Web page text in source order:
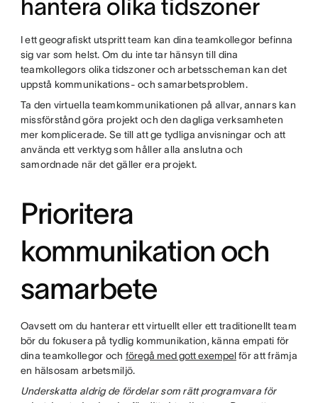
hantera olika tidszoner
I ett geografiskt utspritt team kan dina teamkollegor befinna
sig var som helst. Om du inte tar hänsyn till dina
teamkollegors olika tidszoner och arbetsscheman kan det
uppstå kommunikations- och samarbetsproblem.
Ta den virtuella teamkommunikationen på allvar, annars kan
missförstånd göra projekt och den dagliga verksamheten
mer komplicerade. Se till att ge tydliga anvisningar och att
använda ett verktyg som håller alla anslutna och
samordnade när det gäller era projekt.
Prioritera
kommunikation och
samarbete
Oavsett om du hanterar ett virtuellt eller ett traditionellt team
bör du fokusera på tydlig kommunikation, känna empati för
dina teamkollegor och föregå med gott exempelför att främja
en hälsosam arbetsmiljö.
Underskatta aldrig de fördelar som rätt programvara för